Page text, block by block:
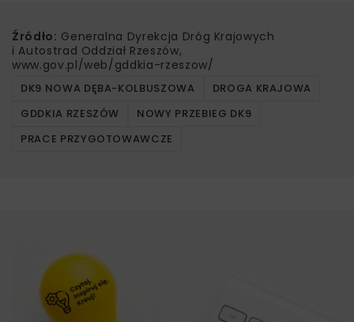
Źródło: Generalna Dyrekcja Dróg Krajowych
i Autostrad Oddział Rzeszów,
www.gov.pl/web/gddkia-rzeszow/
DK9 NOWA DĘBA-KOLBUSZOWA
DROGA KRAJOWA
GDDKIA RZESZÓW
NOWY PRZEBIEG DK9
PRACE PRZYGOTOWAWCZE